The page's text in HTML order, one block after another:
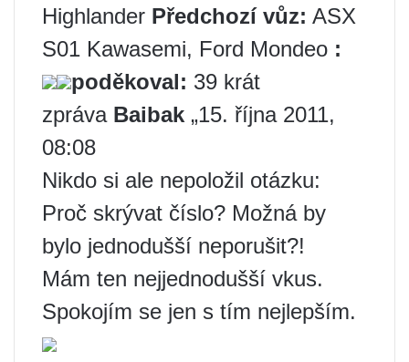
Highlander Předchozí vůz: ASX
S01 Kawasemi, Ford Mondeo :
poděkoval: 39 krát
zpráva Baibak „15. října 2011,
08:08
Nikdo si ale nepoložil otázku:
Proč skrývat číslo? Možná by
bylo jednodušší neporušit?!
Mám ten nejjednodušší vkus.
Spokojím se jen s tím nejlepším.